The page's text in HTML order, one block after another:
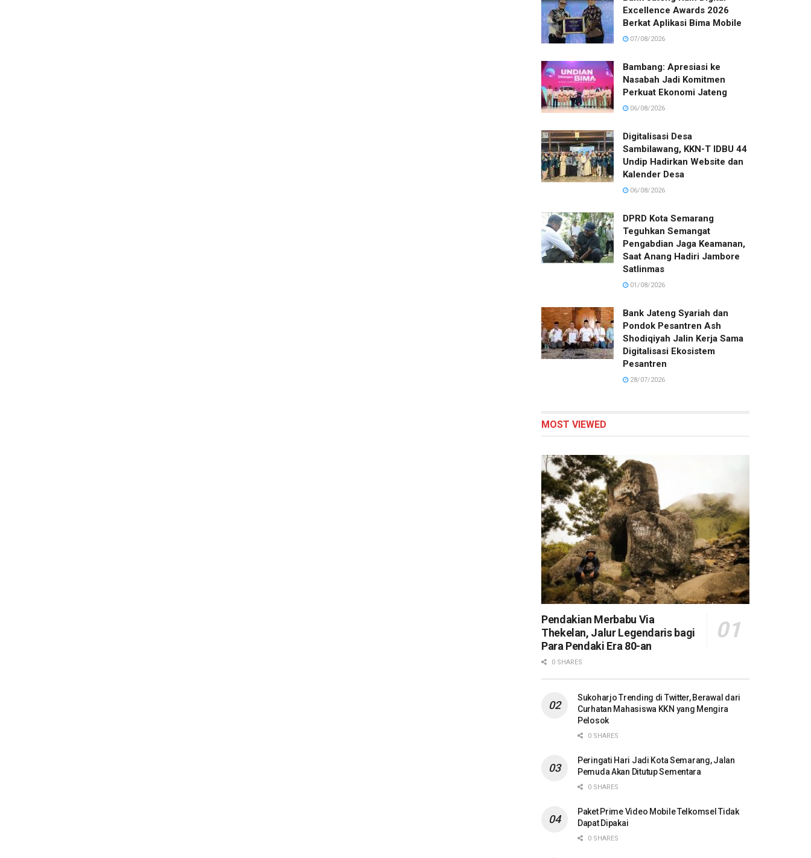
Excellence Awards 2026
Berkat Aplikasi Bima Mobile
07/08/2026
Bambang: Apresiasi ke
Nasabah Jadi Komitmen
Perkuat Ekonomi Jateng
06/08/2026
Digitalisasi Desa
Sambilawang, KKN-T IDBU 44
Undip Hadirkan Website dan
Kalender Desa
06/08/2026
DPRD Kota Semarang
Teguhkan Semangat
Pengabdian Jaga Keamanan,
Saat Anang Hadiri Jambore
Satlinmas
01/08/2026
Bank Jateng Syariah dan
Pondok Pesantren Ash
Shodiqiyah Jalin Kerja Sama
Digitalisasi Ekosistem
Pesantren
28/07/2026
MOST VIEWED
Pendakian Merbabu Via
Thekelan, Jalur Legendaris bagi
Para Pendaki Era 80-an
0 SHARES
Sukoharjo Trending di Twitter, Berawal dari
Curhatan Mahasiswa KKN yang Mengira
Pelosok
0 SHARES
Peringati Hari Jadi Kota Semarang, Jalan
Pemuda Akan Ditutup Sementara
0 SHARES
Paket Prime Video Mobile Telkomsel Tidak
Dapat Dipakai
0 SHARES